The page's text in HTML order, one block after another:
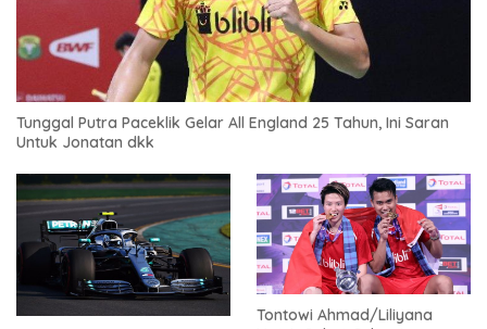
Tunggal Putra Paceklik Gelar All England 25 Tahun, Ini Saran
Untuk Jonatan dkk
Tontowi Ahmad/Liliyana